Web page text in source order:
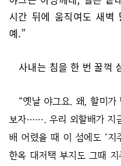
시간 뒤에 움직여도 새벽
예.”
사내는 침을 한 번 꿀꺽
“옛날 야그요. 왜, 할미
보자……. 우리 외할배가 지
배 어렸을 때 이 섬에도 ‘지
한옥 대저택 부지도 그때